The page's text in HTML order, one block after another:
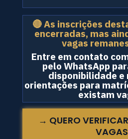
🔴 As inscrições
encerradas, mas
vagas
Entre em contato
pelo WhatsApp
disponibilidade e
orientações para
existam
→ QUERO
VAGAS